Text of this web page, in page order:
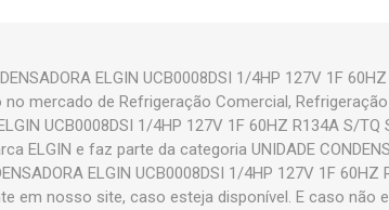
ELGIN UCB0008DSI 1/4HP 127V 1F
no mercado de Refrigeração Comercial,
UCB0008DSI 1/4HP 127V 1F 60HZ R134A S/
ELGIN e faz parte da categoria UNIDADE
ELGIN UCB0008DSI 1/4HP 127V 1F
em nosso site, caso esteja disponível. E caso